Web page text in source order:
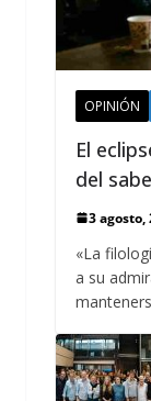
OPINIÓN
El
del
3 agosto,
«La
a su